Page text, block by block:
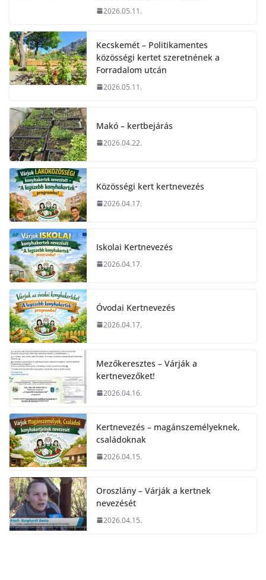
2026.05.11.
Kecskemét – Politikamentes
közösségi kertet szeretnének a
Forradalom utcán
2026.05.11.
Makó – kertbejárás
2026.04.22.
Közösségi kert kertnevezés
2026.04.17.
Iskolai Kertnevezés
2026.04.17.
Óvodai Kertnevezés
2026.04.17.
Mezőkeresztes – Várják a
kertnevezőket!
2026.04.16.
Kertnevezés – magánszemélyeknek,
családoknak
2026.04.15.
Oroszlány – Várják a kertnek
nevezését
2026.04.15.